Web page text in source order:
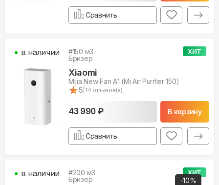
Сравнить
ХИТ
#150 м3
Бризер
Xiaomi
Mijia New Fan A1 (Mi Air Purifier 150)
★
★5 14 отзывов(а)
43 990 ₽ В корзину
в наличии
Сравнить
ХИТ
-10%
#200 м3
Бризер
в наличии